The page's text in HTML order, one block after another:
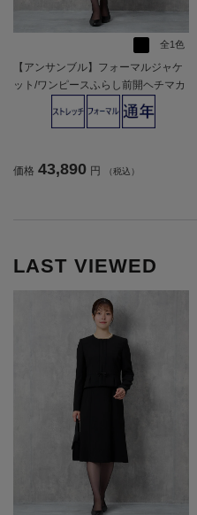
全1色
【アンサンブル】フォーマルジャケ
ット/ワンピースふらし前開ヘチマカ
ラー無地STOVEL＆MASONWHITE
通年礼服【レディース】
価格 43,890 円 （税込）
LAST VIEWED